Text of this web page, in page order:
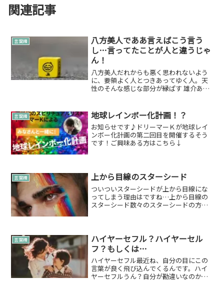
関連記事
言葉綴
八方美人でああ言えばこう言う
し…言ってたことが人と違うじゃ
ん！
八方美人だれからも悪く思われないよう
に、要領よく人とつきあってゆく人。天
性のそんな感じな部分が縁ぱす 雄介あり
☆って感じですがお仕事なので(笑)ああ言
えばこう言うイイ...
言葉綴 地球レインボー化計画！？
お知らせです♪ドリーマーＫが地球レイ
ンボー化計画の第二回目を開催するそう
です！ご興味ある方はこちら↓
言葉綴 上から目線のスターシード
ついついスターシードが上から目線にな
ってしまう理由はですね…上から目線の
スターシード数々のスターシードの方に
うか。これは、自然とな...
言葉綴
ハイヤーセフル？ハイヤーセル
フ？もしくは…
ハイヤーセフル最近ね、自分の目にこの
言葉が良く飛び込んでくるんです。ハイ
ヤーセフルうん？自分が勘違いなのかな